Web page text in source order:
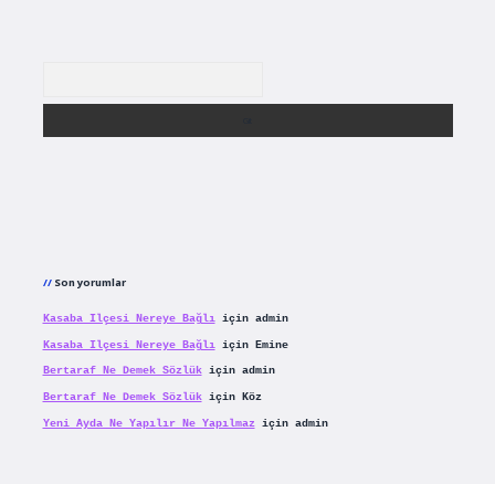
Son yorumlar
Kasaba Ilçesi Nereye Bağlıiçin admin
Kasaba Ilçesi Nereye Bağlıiçin Emine
Bertaraf Ne Demek Sözlükiçin admin
Bertaraf Ne Demek Sözlükiçin Köz
Yeni Ayda Ne Yapılır Ne Yapılmaziçin admin